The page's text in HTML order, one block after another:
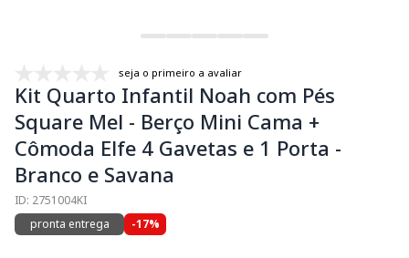
seja o primeiro a avaliar
Kit Quarto Infantil Noah com Pés
Square Mel - Berço Mini Cama +
Cômoda Elfe 4 Gavetas e 1 Porta -
Branco e Savana
ID: 2751004KI
pronta entrega
-17%